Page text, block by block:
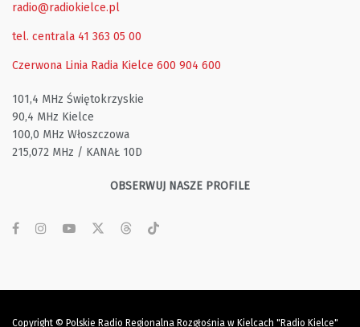
radio@radiokielce.pl
tel. centrala 41 363 05 00
Czerwona Linia Radia Kielce 600 904 600
101,4 MHz Świętokrzyskie
90,4 MHz Kielce
100,0 MHz Włoszczowa
215,072 MHz / KANAŁ 10D
OBSERWUJ NASZE PROFILE
Copyright © Polskie Radio Regionalna Rozgłośnia w Kielcach "Radio Kielce"